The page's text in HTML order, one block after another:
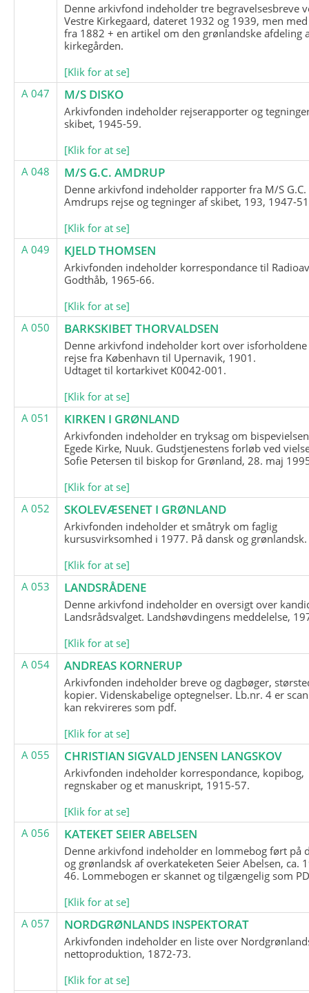
Denne arkivfond indeholder tre begravelsesbreve
Vestre Kirkegaard, dateret 1932 og 1939, men
fra 1882 + en artikel om den grønlandske afdeling
kirkegården.
[Klik for at se]
A 047
M/S DISKO
Arkivfonden indeholder rejserapporter og
skibet, 1945-59.
[Klik for at se]
A 048
M/S G.C. AMDRUP
Denne arkivfond indeholder rapporter fra M/S G.C.
Amdrups rejse og tegninger af skibet, 193, 1947-
[Klik for at se]
A 049
KJELD THOMSEN
Arkivfonden indeholder korrespondance til
Godthåb, 1965-66.
[Klik for at se]
A 050
BARKSKIBET THORVALDSEN
Denne arkivfond indeholder kort over
rejse fra København til Upernavik, 1901.
Udtaget til kortarkivet K0042-001.
[Klik for at se]
A 051
KIRKEN I GRØNLAND
Arkivfonden indeholder en tryksag om
Egede Kirke, Nuuk. Gudstjenestens forløb ved
Sofie Petersen til biskop for Grønland, 28. maj
[Klik for at se]
A 052
SKOLEVÆSENET I GRØNLAND
Arkivfonden indeholder et småtryk om faglig
kursusvirksomhed i 1977. På dansk og grønlandsk.
[Klik for at se]
A 053
LANDSRÅDENE
Denne arkivfond indeholder en oversigt over
Landsrådsvalget. Landshøvdingens meddelelse,
[Klik for at se]
A 054
ANDREAS KORNERUP
Arkivfonden indeholder breve og dagbøger,
kopier. Videnskabelige optegnelser. Lb.nr. 4 er
kan rekvireres som pdf.
[Klik for at se]
A 055
CHRISTIAN SIGVALD JENSEN LANGSKOV
Arkivfonden indeholder korrespondance, kopibog,
regnskaber og et manuskript, 1915-57.
[Klik for at se]
A 056
KATEKET SEIER ABELSEN
Denne arkivfond indeholder en lommebog ført på
og grønlandsk af overkateketen Seier Abelsen, ca.
46. Lommebogen er skannet og tilgængelig som
[Klik for at se]
A 057
NORDGRØNLANDS INSPEKTORAT
Arkivfonden indeholder en liste over
nettoproduktion, 1872-73.
[Klik for at se]